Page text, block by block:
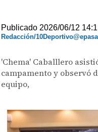
Publicado 2026/06/12
Redacción/
'Chema' Caballlero
campamento y observó
equipo,